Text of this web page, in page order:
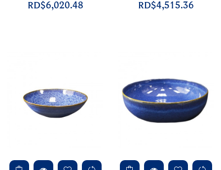
RD$6,020.48 RD$4,515.36